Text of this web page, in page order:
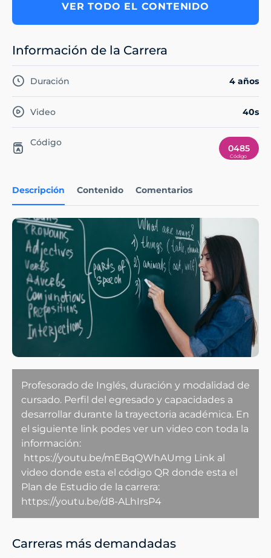
Descripción Contenido Comentarios
Profesorado de Inglés, duración y modalidad de
cursado. Perfil del egresado y capacidades a
desarrollar durante la trayectoria académica. En
el siguiente link podes ver un video con toda la
información:
https://youtu.be/mEBqQWhAUmg Link al
video donde esta el código QR donde esta el
Plan de Estudio de la carrera:
https://youtu.be/d8-ALhIrsP4
VER TODO EL CONTENIDO
Información de la Carrera
Duración 4 años
Video 40s
Código
0485
Carreras más demandadas